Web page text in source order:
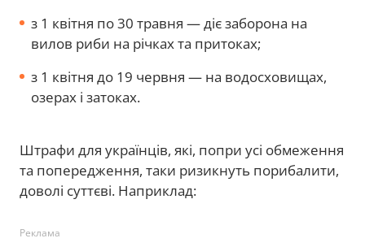
з 1 квітня по 30 травня — діє заборона на
вилов риби на річках та притоках;
з 1 квітня до 19 червня — на водосховищах,
озерах і затоках.
Штрафи для українців, які, попри усі обмеження
та попередження, таки ризикнуть порибалити,
доволі суттєві. Наприклад:
Реклама